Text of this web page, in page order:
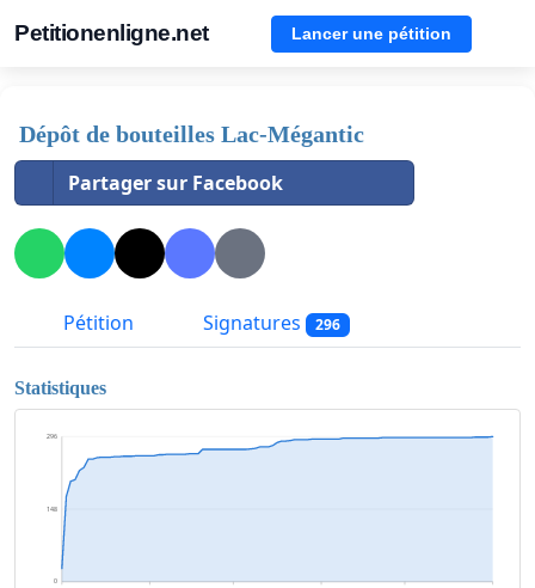
Petitionenligne.net Lancer une pétition
Dépôt de bouteilles Lac-Mégantic
Partager sur Facebook
Pétition Signatures 296
Statistiques
0
148
296